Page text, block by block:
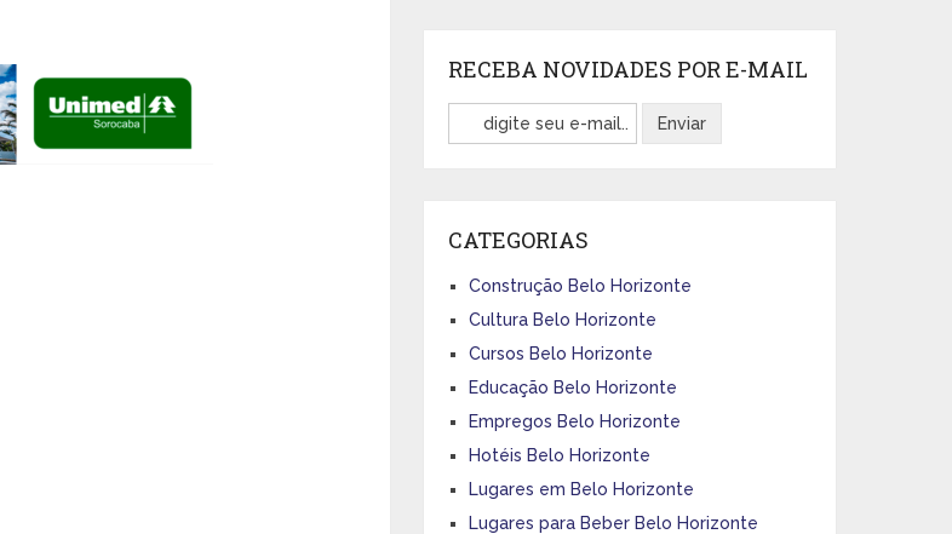
RECEBA NOVIDADES POR E-MAIL
CATEGORIAS
Construção Belo Horizonte
Cultura Belo Horizonte
Cursos Belo Horizonte
Educação Belo Horizonte
Empregos Belo Horizonte
Hotéis Belo Horizonte
Lugares em Belo Horizonte
Lugares para Beber Belo Horizonte